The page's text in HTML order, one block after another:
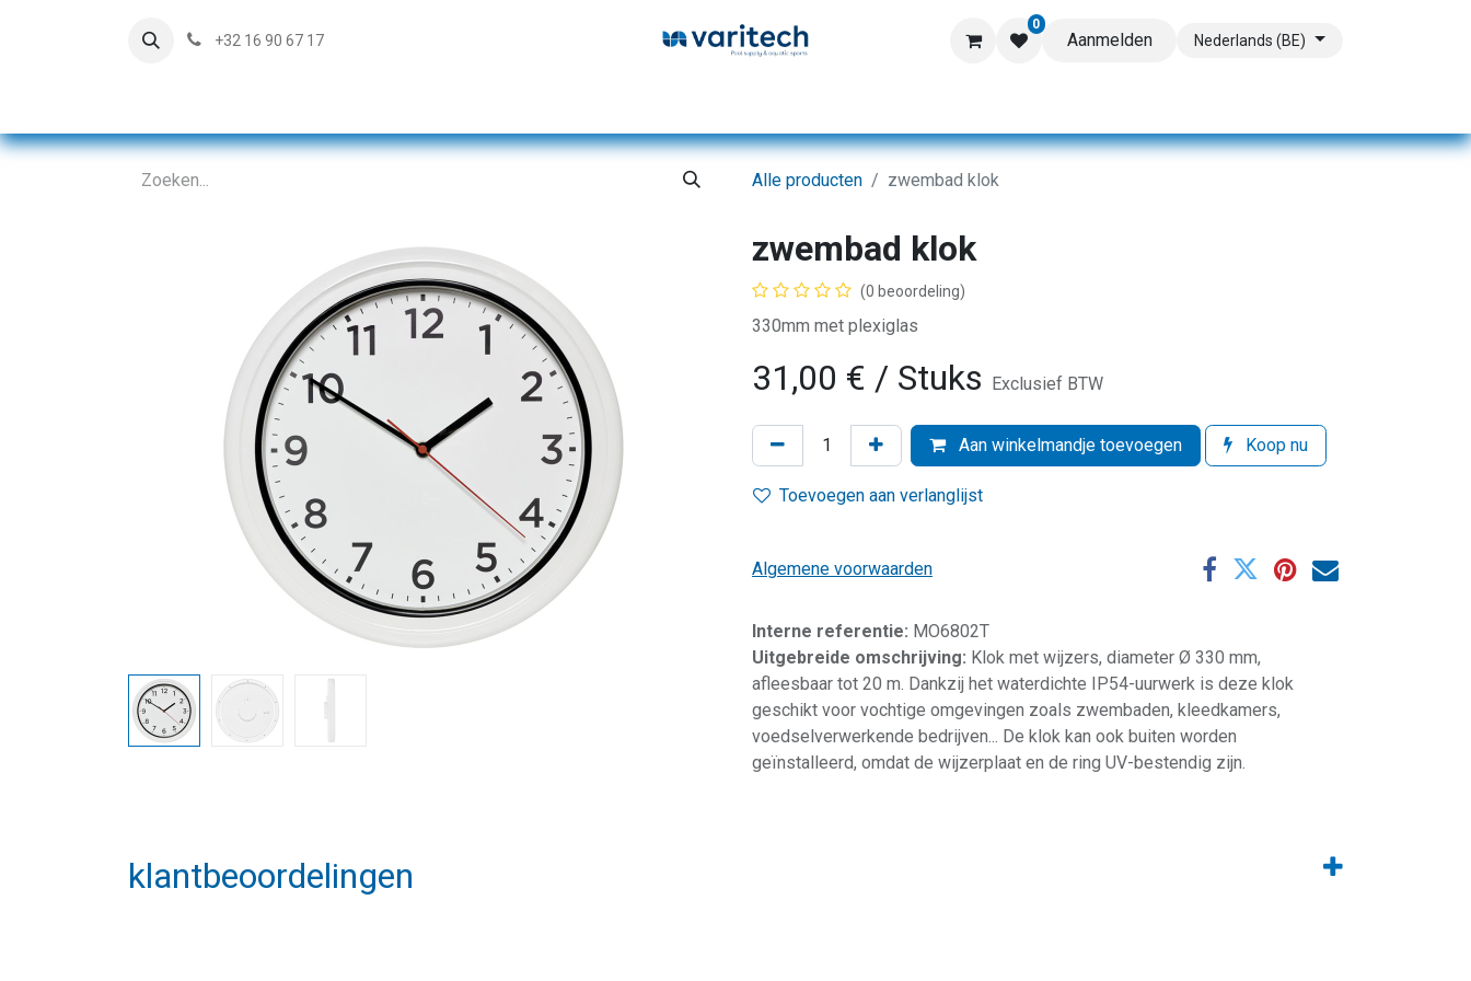
+32 16 90 67 17
0
Aanmelden Nederlands (BE)
Alle producten zwembad klok
zwembad klok
(0 beoordeling)
330mm met plexiglas
31,00 € / Stuks Exclusief BTW
Aan winkelmandje toevoegen Koop nu
Toevoegen aan verlanglijst
Algemene voorwaarden
Interne referentie: MO6802T
Uitgebreide omschrijving: Klok met wijzers, diameter Ø 330 mm,
afleesbaar tot 20 m. Dankzij het waterdichte IP54-uurwerk is deze klok
geschikt voor vochtige omgevingen zoals zwembaden, kleedkamers,
voedselverwerkende bedrijven... De klok kan ook buiten worden
geïnstalleerd, omdat de wijzerplaat en de ring UV-bestendig zijn.
klantbeoordelingen